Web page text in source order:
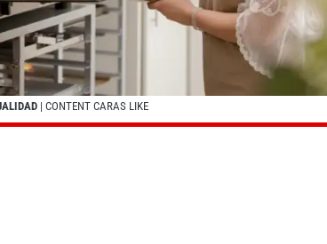
| CONTENT CARAS LIKE